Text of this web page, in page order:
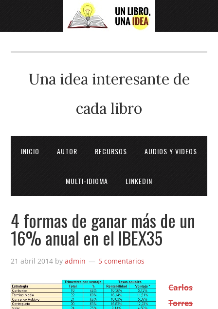
Una idea interesante de
cada libro
INICIO AUTOR RECURSOS AUDIOS Y VIDEOS
MULTI-IDIOMA LINKEDIN
4 formas de ganar más de un
16% anual en el IBEX35
21 abril 2014 byadmin 5 comentarios
Carlos
Torres